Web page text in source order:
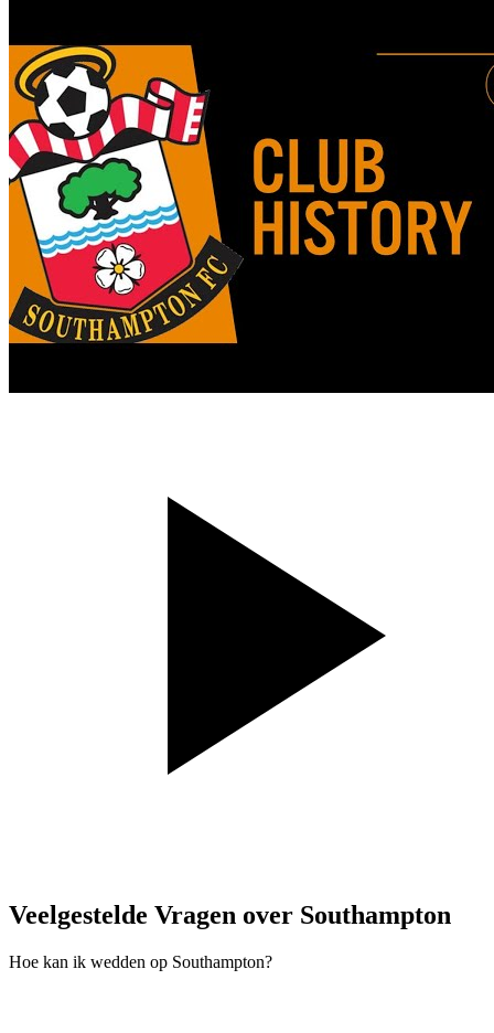
Veelgestelde Vragen over Southampton
Hoe kan ik wedden op Southampton?